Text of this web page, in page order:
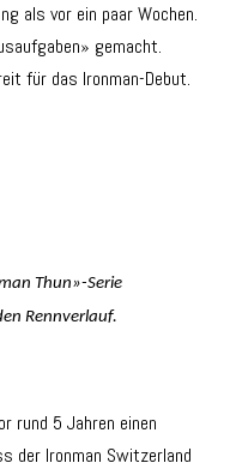
als vor ein paar Wochen.
gemacht.
für das Ironman-Debut.
Thun»-Serie
Rennverlauf.
rund 5 Jahren einen
der Ironman Switzerland